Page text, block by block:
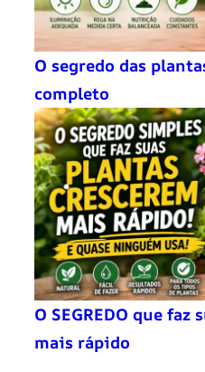
O segredo das
completo
O SEGREDO que faz
mais rápido